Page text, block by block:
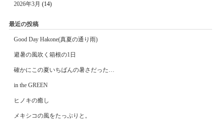
2026年3月 (14)
最近の投稿
Good Day Hakone(真夏の通り雨)
避暑の風吹く箱根の1日
確かにこの夏いちばんの暑さだった…
in the GREEN
ヒノキの癒し
メキシコの風をたっぷりと。